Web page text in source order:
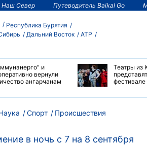
Наш Север Путеводитель Baikal Go
Республика Бурятия
Дальний Восток
АТР
и
вернули
ангарчанам
Театры из
Спорт Происшествия
в ночь с 7 на 8 сентября